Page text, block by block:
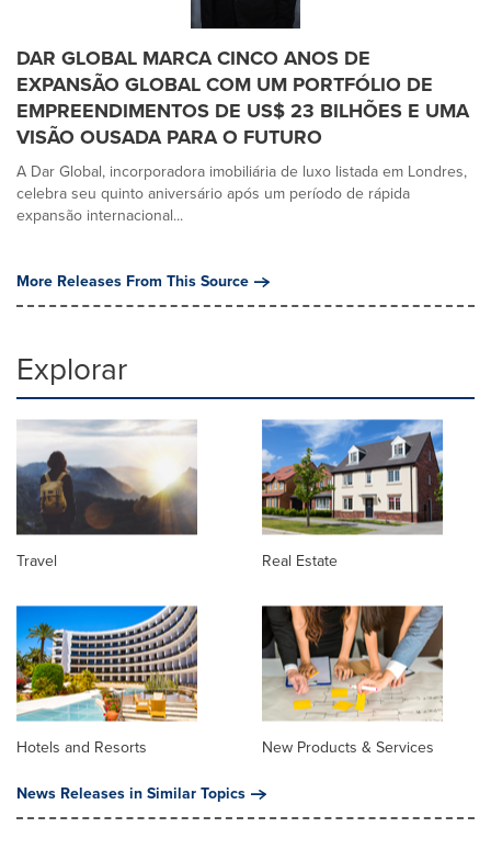
DAR GLOBAL MARCA CINCO ANOS DE
EXPANSÃO GLOBAL COM UM PORTFÓLIO DE
EMPREENDIMENTOS DE US$ 23 BILHÕES E UMA
VISÃO OUSADA PARA O FUTURO
A Dar Global, incorporadora imobiliária de luxo listada em Londres,
celebra seu quinto aniversário após um período de rápida
expansão internacional...
More Releases From This Source
Explorar
Travel Real Estate
Hotels and Resorts
New Products & Services
News Releases in Similar Topics